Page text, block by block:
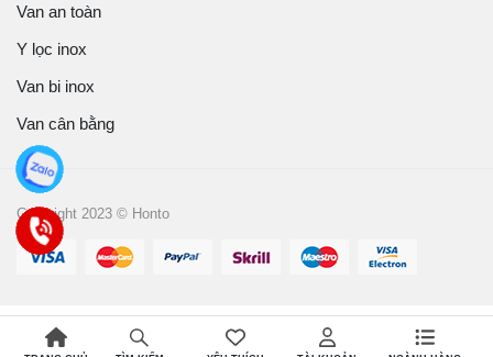
Van an toàn
Y lọc inox
Van bi inox
Van cân bằng
Copyright 2023 © Honto